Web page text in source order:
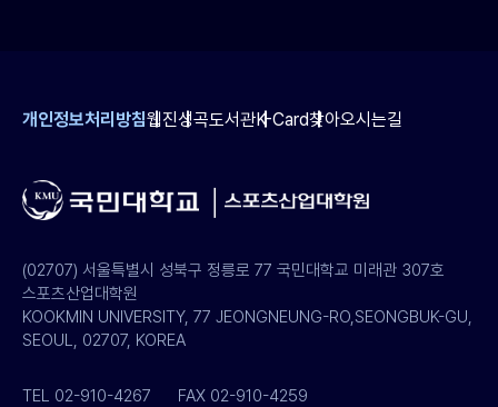
개인정보처리방침웹진성곡도서관K-Card찾아오시는길
(02707) 서울특별시 성북구 정릉로 77 국민대학교 미래관 307호
스포츠산업대학원
KOOKMIN UNIVERSITY, 77 JEONGNEUNG-RO,SEONGBUK-GU,
SEOUL, 02707, KOREA
TEL 02-910-4267 FAX 02-910-4259